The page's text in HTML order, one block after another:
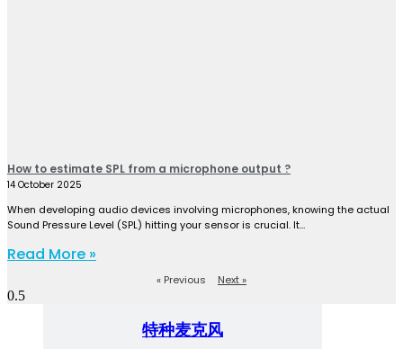
特种麦克风
How to estimate SPL from a microphone output ?
14 October 2025
When developing audio devices involving microphones, knowing the actual
Sound Pressure Level (SPL) hitting your sensor is crucial. It…
Read More »
« Previous Next »